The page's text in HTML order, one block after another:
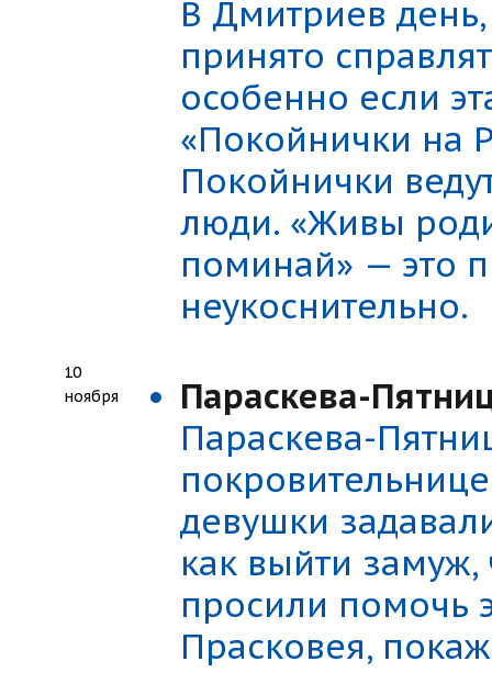
В Дмитриев
принято
особенно если
«Покойнички на
Покойнички
люди. «Живы
поминай» — это
неукоснительно.
10
ноября
Параскева-
Параскева-
девушки
как выйти замуж,
просили помочь
Прасковея,